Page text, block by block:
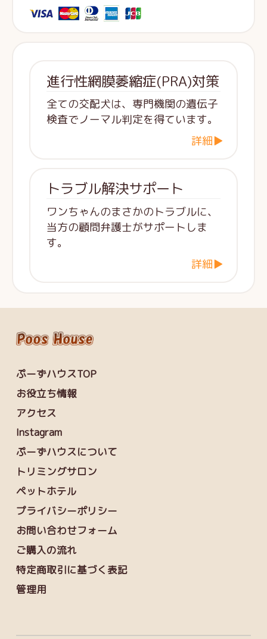
進行性網膜萎縮症(PRA)対策
全ての交配犬は、専門機関の遺伝子
検査でノーマル判定を得ています。
詳細▶
トラブル解決サポート
ワンちゃんのまさかのトラブルに、
当方の顧問弁護士がサポートしま
す。
詳細▶
ぷーずハウスTOP
お役立ち情報
アクセス
Instagram
ぷーずハウスについて
トリミングサロン
ペットホテル
プライバシーポリシー
お問い合わせフォーム
ご購入の流れ
特定商取引に基づく表記
管理用